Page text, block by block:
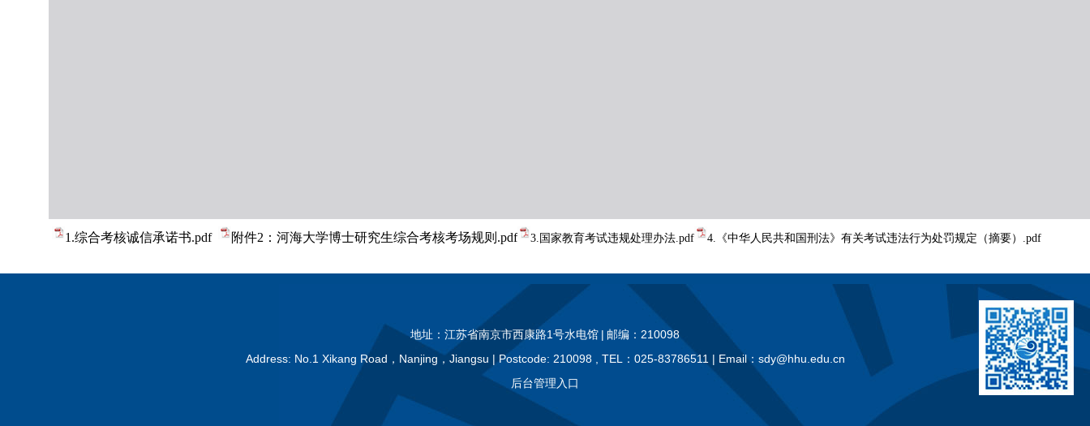
1.综合考核诚信承诺书.pdf 附件2：河海大学博士研究生综合考核考场规则.pdf 3.国家教育考试违规处理办法.pdf 4.《中华人民共和国刑法》有关考试违法行为处罚规定（摘要）.pdf
地址：江苏省南京市西康路1号水电馆 | 邮编：210098
Address: No.1 Xikang Road，Nanjing，Jiangsu | Postcode: 210098 , TEL：025-83786511 | Email：sdy@hhu.edu.cn
后台管理入口